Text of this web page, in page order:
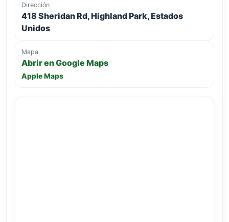
Dirección
418 Sheridan Rd, Highland Park, Estados
Unidos
Mapa
Abrir en Google Maps
Apple Maps